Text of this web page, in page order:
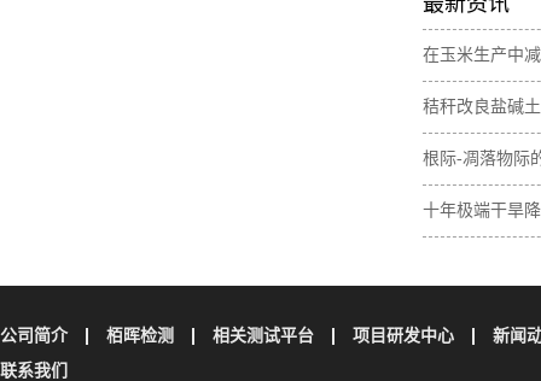
在玉米生产中
肥间作增加土
素含量
秸秆改良盐碱
与无机碳损失
根际-凋落物际
壤碳取决于植
十年极端干旱
公司简介 栢晖检测 相关测试平台 项目研发中心
新闻
联系我们